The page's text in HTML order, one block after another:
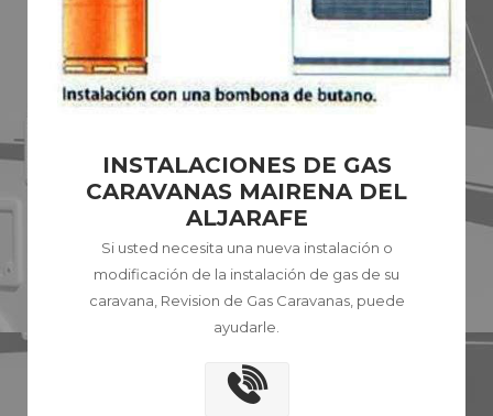
INSTALACIONES DE GAS
CARAVANAS MAIRENA DEL
ALJARAFE
Si usted necesita una nueva instalación o
modificación de la instalación de gas de su
caravana, Revision de Gas Caravanas, puede
ayudarle.